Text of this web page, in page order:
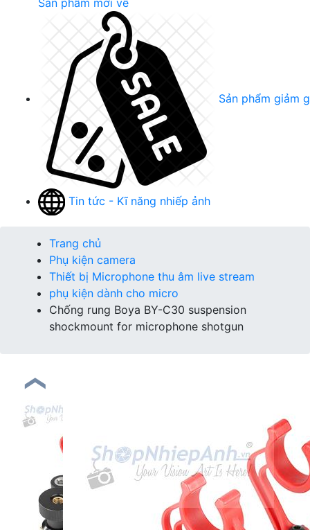
Sản phẩm mới về
Sản phẩm giảm
Tin tức - Kĩ năng nhiếp ảnh
Trang chủ
Phụ kiện camera
Thiết bị Microphone thu âm live stream
phụ kiện dành cho micro
Chống rung Boya BY-C30 suspension
shockmount for microphone shotgun
❮